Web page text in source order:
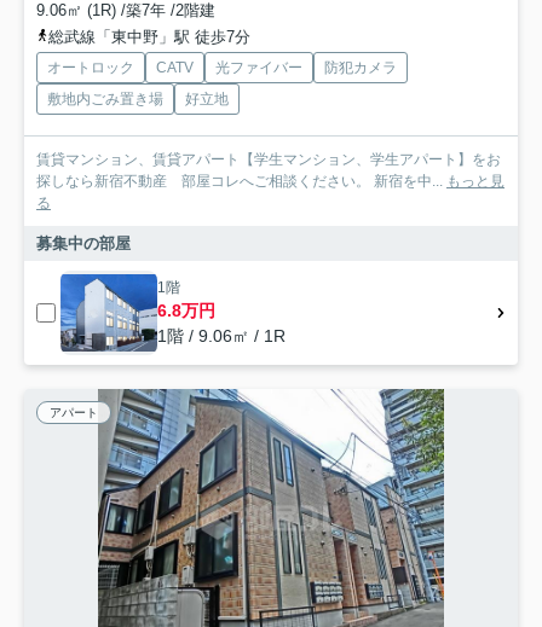
9.06㎡ (1R) /築7年 /2階建
総武線「東中野」駅 徒歩7分
オートロック CATV 光ファイバー
防犯カメラ
敷地内ごみ置き場
好立地
賃貸マンション、賃貸アパート【学生マンション、学生アパート】をお
探しなら新宿不動産 部屋コレへご相談ください。 新宿を中... もっと見
る
募集中の部屋
1階
6.8万円
1階 / 9.06㎡ / 1R
アパート